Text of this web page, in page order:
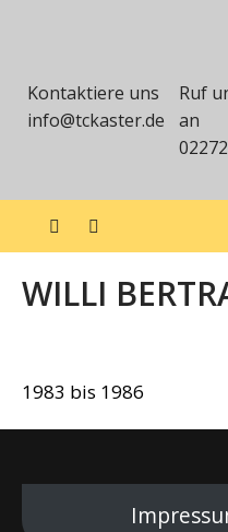
Kontaktiere uns
info@tckaster.de
Ruf
an
WILLI
1983 bis 1986